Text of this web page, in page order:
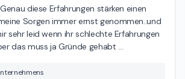
diese Erfahrungen stärken einen
Sorgen immer ernst genommen..und
sehr leid wenn ihr schlechte Erfahrungen
das muss ja Gründe gehabt …